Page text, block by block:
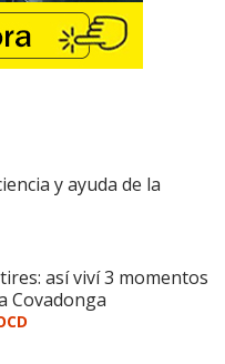
y ayuda de la
así viví 3 momentos
Covadonga